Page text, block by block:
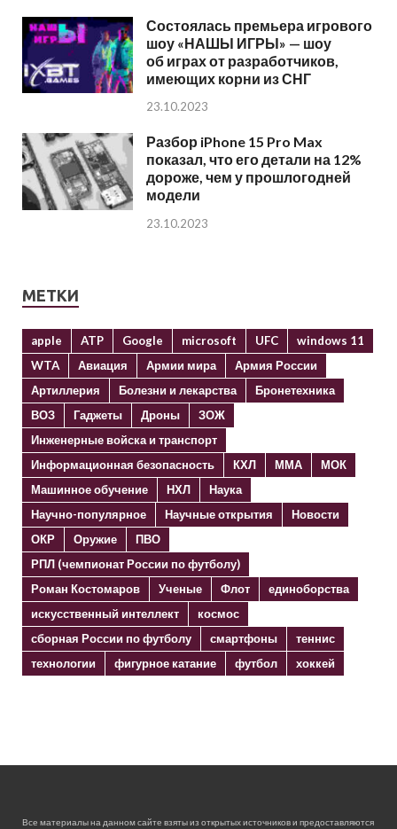
Состоялась премьера игрового
шоу «НАШЫ ИГРЫ» — шоу
об играх от разработчиков,
имеющих корни из СНГ
23.10.2023
Разбор iPhone 15 Pro Max
показал, что его детали на 12%
дороже, чем у прошлогодней
модели
23.10.2023
МЕТКИ
apple ATP Google microsoft UFC
windows 11
WTA
Авиация Армии мира
Армия России
Артиллерия
Болезни и лекарства
Бронетехника
ВОЗ
Гаджеты Дроны
ЗОЖ
Инженерные войска и транспорт
Информационная безопасность
КХЛ ММА
МОК
Машинное обучение
НХЛ
Наука
Научно-популярное
Научные открытия
Новости
ОКР
Оружие
ПВО
РПЛ (чемпионат России по футболу)
Роман Костомаров
Ученые Флот
единоборства
искусственный интеллект
космос
сборная России по футболу
смартфоны
теннис
технологии
фигурное катание футбол хоккей
Все материалы на данном сайте взяты из открытых источников и предоставляются